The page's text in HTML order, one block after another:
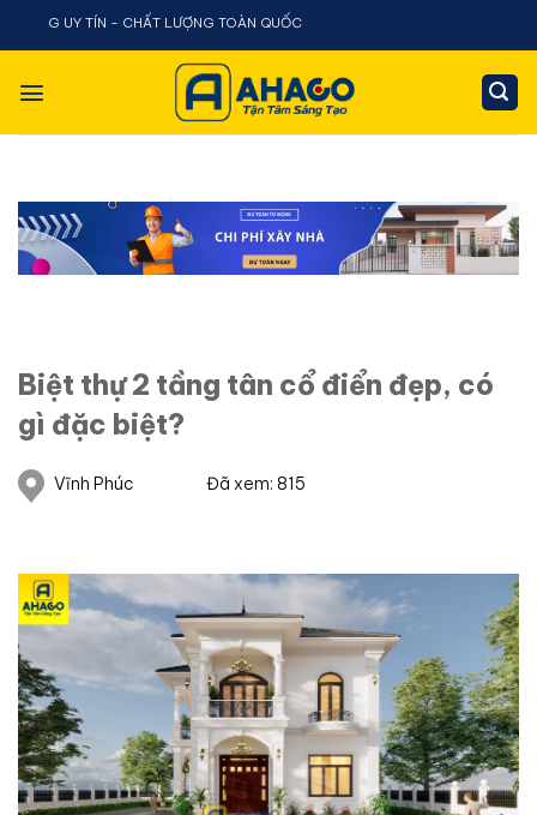
Chuyển
dung
TÍN - CHẤT LƯỢNG TOÀN QUỐC
Biệt thự 2 tầng tân cổ điển đẹp, có
gì đặc biệt?
Vĩnh Phúc Đã xem: 815